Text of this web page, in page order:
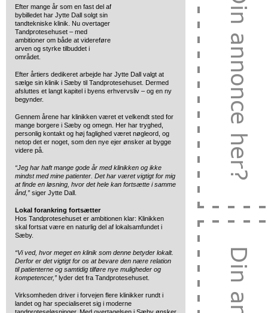
Efter mange år som en fast del af
bybilledet har Jytte Dall solgt sin
tandtekniske klinik. Nu overtager
Tandprotesehuset – med
ambitioner om både at videreføre
arven og styrke tilbuddet i
området.
Efter årtiers dedikeret arbejde har Jytte Dall valgt at
sælge sin klinik i Sæby til Tandprotesehuset. Dermed
afsluttes et langt kapitel i byens erhvervsliv – og en ny
begynder.
Gennem årene har klinikken været et velkendt sted for
mange borgere i Sæby og omegn. Her har tryghed,
personlig kontakt og høj faglighed været nøgleord, og
netop det er noget, som den nye ejer ønsker at bygge
videre på.
“Jeg har haft mange gode år med klinikken og ikke
mindst med mine patienter. Det har været vigtigt for mig
at finde en løsning, hvor det hele kan fortsætte i samme
ånd,” siger Jytte Dall.
Lokal forankring fortsætter
Hos Tandprotesehuset er ambitionen klar: Klinikken
skal fortsat være en naturlig del af lokalsamfundet i
Sæby.
“Vi ved, hvor meget en klinik som denne betyder lokalt.
Derfor er det vigtigt for os at bevare den nære relation
til patienterne og samtidig tilføre nye muligheder og
kompetencer,” lyder det fra Tandprotesehuset.
Virksomheden driver i forvejen flere klinikker rundt i
landet og har specialiseret sig i moderne